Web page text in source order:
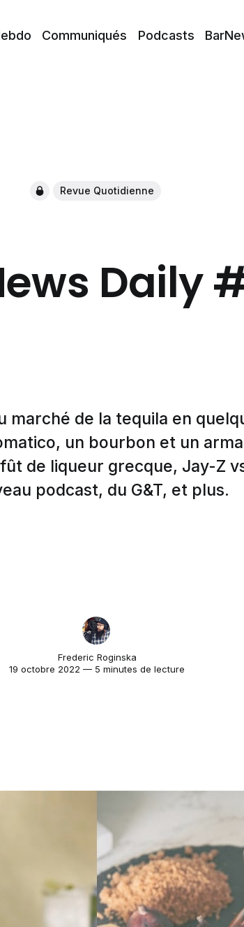
Communiqués Podcasts
Revue Quotidienne
Daily
marché de la tequila en
un bourbon et un
de liqueur grecque, Jay-Z
podcast, du G&T, et plus.
Frederic Roginska
19 octobre 2022 — 5 minutes de lecture